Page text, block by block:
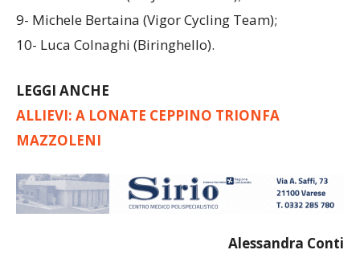
9- Michele Bertaina (Vigor Cycling Team);
10- Luca Colnaghi (Biringhello).
LEGGI ANCHE
ALLIEVI: A LONATE CEPPINO TRIONFA
MAZZOLENI
Alessandra Conti